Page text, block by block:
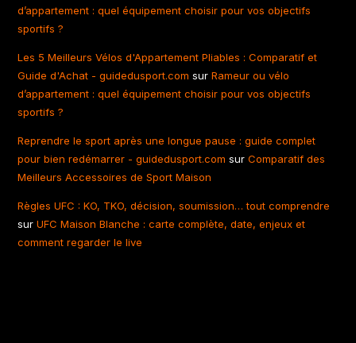
d’appartement : quel équipement choisir pour vos objectifs
sportifs ?
Les 5 Meilleurs Vélos d'Appartement Pliables : Comparatif et
Guide d'Achat - guidedusport.com surRameur ou vélo
d’appartement : quel équipement choisir pour vos objectifs
sportifs ?
Reprendre le sport après une longue pause : guide complet
pour bien redémarrer - guidedusport.com surComparatif des
Meilleurs Accessoires de Sport Maison
Règles UFC : KO, TKO, décision, soumission… tout comprendre
surUFC Maison Blanche : carte complète, date, enjeux et
comment regarder le live